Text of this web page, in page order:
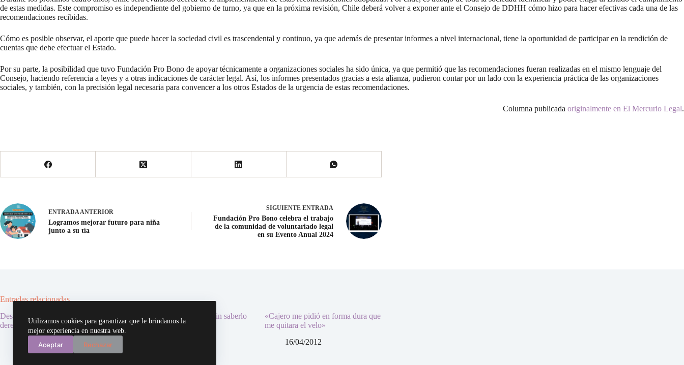
Utilizamos cookies para garantizar que le brindamos la
mejor experiencia en nuestra web.
Aceptar Rechazar
de estas medidas. Este compromiso es independiente del gobierno de turno, ya que en la próxima revisión, Chile deberá volver a exponer ante el Consejo de DDHH cómo hizo para hacer efectivas cada una de las
recomendaciones recibidas.
Cómo es posible observar, el aporte que puede hacer la sociedad civil es trascendental y continuo, ya que además de presentar informes a nivel internacional, tiene la oportunidad de participar en la rendición de
cuentas que debe efectuar el Estado.
Por su parte, la posibilidad que tuvo Fundación Pro Bono de apoyar técnicamente a organizaciones sociales ha sido única, ya que permitió que las recomendaciones fueran realizadas en el mismo lenguaje del
Consejo, haciendo referencia a leyes y a otras indicaciones de carácter legal. Así, los informes presentados gracias a esta alianza, pudieron contar por un lado con la experiencia práctica de las organizaciones
sociales, y también, con la precisión legal necesaria para convencer a los otros Estados de la urgencia de estas recomendaciones.
Columna publicada originalmente en El Mercurio Legal.
ENTRADAANTERIOR
Logramos mejorar futuro para niña
junto a su tía
SIGUIENTE ENTRADA
Fundación Pro Bono celebra el trabajo
de la comunidad de voluntariado legal
en su Evento Anual 2024
Entradas relacionadas
Desafío: concurso para alumnos de
derecho abre convocatoria
03/10/2018
Hepatits C: Contagiados sin saberlo
«Cajero me pidió en forma dura que
me quitara el velo»
16/04/2012